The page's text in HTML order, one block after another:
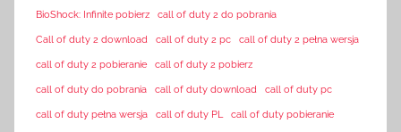
BioShock: Infinite pobierz call of duty 2 do pobrania
Call of duty 2 download call of duty 2 pc call of duty 2 pełna wersja
call of duty 2 pobieranie call of duty 2 pobierz
call of duty do pobrania call of duty download call of duty pc
call of duty pełna wersja call of duty PL call of duty pobieranie